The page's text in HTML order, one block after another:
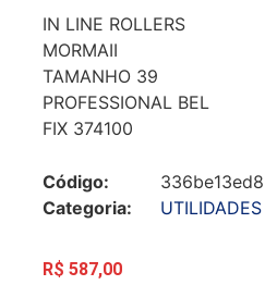
IN LINE ROLLERS
MORMAII
TAMANHO 39
PROFESSIONAL BEL
FIX 374100
Código:
Categoria:
UTILIDADES
R$ 587,00